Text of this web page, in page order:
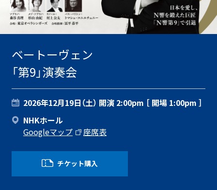
ベートーヴェン
「第9」演奏会
2026年12月19日（土） 開演 2:00pm ［ 開場 1:00pm ］
NHKホール
Googleマップ
座席表
チケット購入